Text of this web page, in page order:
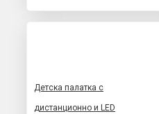
Детска палатка с
дистанционно и LED